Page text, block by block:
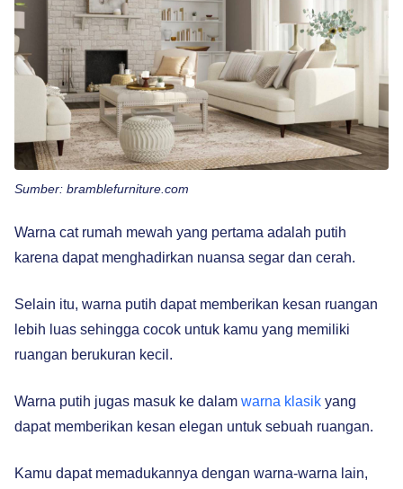
Sumber: bramblefurniture.com
Warna cat rumah mewah yang pertama adalah putih
karena dapat menghadirkan nuansa segar dan cerah.
Selain itu, warna putih dapat memberikan kesan ruangan
lebih luas sehingga cocok untuk kamu yang memiliki
ruangan berukuran kecil.
Warna putih jugas masuk ke dalam warna klasik yang
dapat memberikan kesan elegan untuk sebuah ruangan.
Kamu dapat memadukannya dengan warna-warna lain,